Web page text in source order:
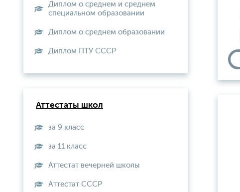
Диплом о среднем и среднем
специальном образовании
Диплом о среднем образовании
Диплом ПТУ СССР
Аттестаты школ
за 9 класс
за 11 класс
Аттестат вечерней школы
Aттестат СССР